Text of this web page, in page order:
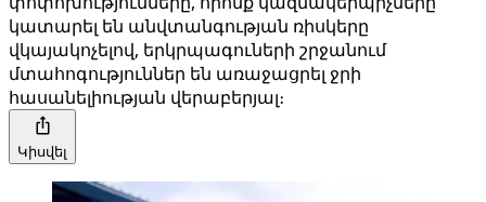
կատարել են անվտանգության ռիսկերը
վկայակոչելով, երկրպագուների շրջանում
մտահոգություններ են առաջացրել ջրի
հասանելիության վերաբերյալ։
Կիսվել